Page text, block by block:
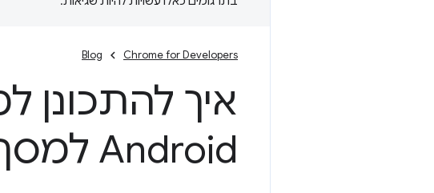
Chrome for Developers
Blog
Android למסך מלא